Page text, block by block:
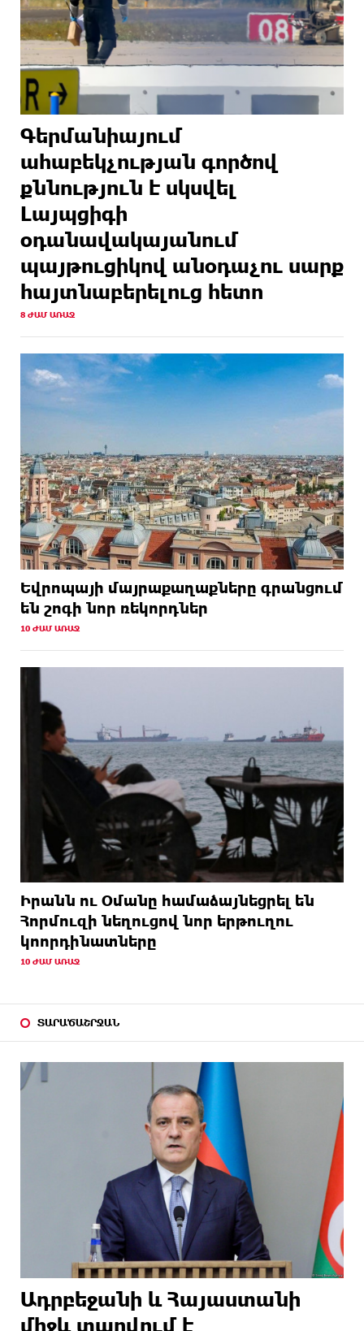
Գերմանիայում
ահաբեկչության գործով
քննություն է սկսվել
Լայպցիգի
օդանավակայանում
պայթուցիկով անօդաչու սարք
հայտնաբերելուց հետո
8 ԺԱՄ ԱՌԱՋ
Եվրոպայի մայրաքաղաքները գրանցում
են շոգի նոր ռեկորդներ
10 ԺԱՄ ԱՌԱՋ
Իրանն ու Օմանը համաձայնեցրել են
Հորմուզի նեղուցով նոր երթուղու
կոորդինատները
10 ԺԱՄ ԱՌԱՋ
ՏԱՐԱԾԱՇՐՋԱՆ
Ադրբեջանի և Հայաստանի
միջև տարվում է